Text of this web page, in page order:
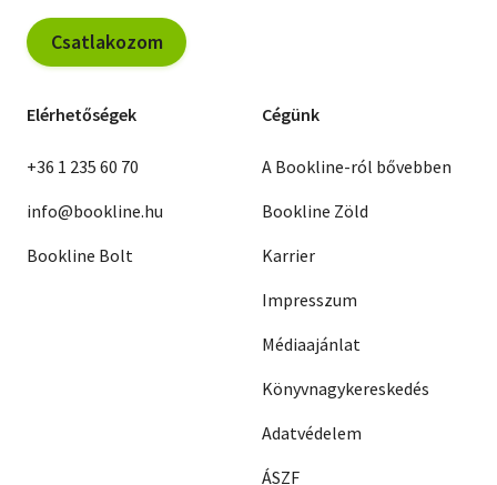
Csatlakozom
Elérhetőségek
+36 1 235 60 70
info@bookline.hu
Bookline Bolt
Cégünk
A Bookline-ról bővebben
Bookline Zöld
Karrier
Impresszum
Médiaajánlat
Könyvnagykereskedés
Adatvédelem
ÁSZF